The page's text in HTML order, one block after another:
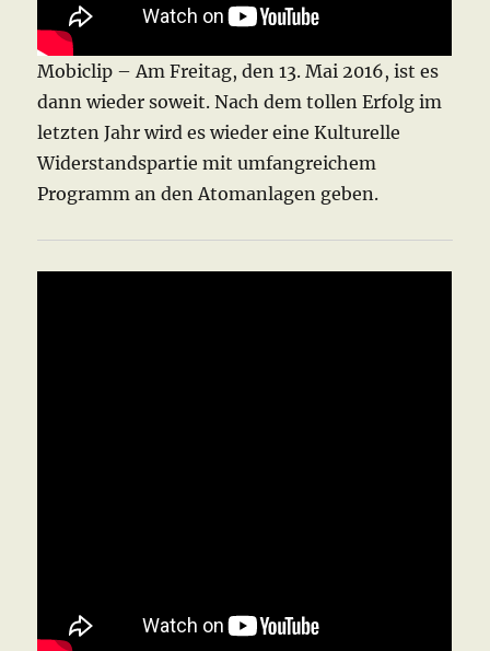
Mobiclip – Am Freitag, den 13. Mai 2016, ist es
dann wieder soweit. Nach dem tollen Erfolg im
letzten Jahr wird es wieder eine Kulturelle
Widerstandspartie mit umfangreichem
Programm an den Atomanlagen geben.